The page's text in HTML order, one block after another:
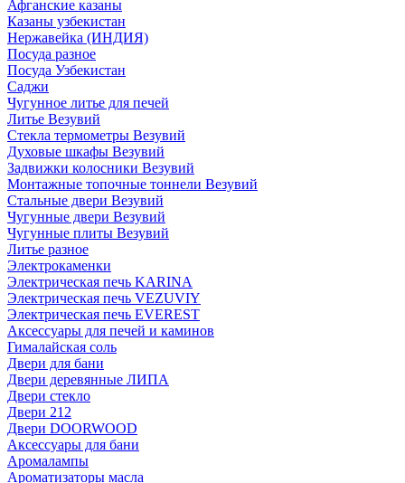
Афганские казаны
Казаны узбекистан
Нержавейка (ИНДИЯ)
Посуда разное
Посуда Узбекистан
Саджи
Чугунное литье для печей
Литье Везувий
Стекла термометры Везувий
Духовые шкафы Везувий
Задвижки колосники Везувий
Монтажные топочные тоннели Везувий
Стальные двери Везувий
Чугунные двери Везувий
Чугунные плиты Везувий
Литье разное
Электрокаменки
Электрическая печь KARINA
Электрическая печь VEZUVIY
Электрическая печь EVEREST
Аксессуары для печей и каминов
Гималайская соль
Двери для бани
Двери деревянные ЛИПА
Двери стекло
Двери 212
Двери DOORWOOD
Аксессуары для бани
Аромалампы
Ароматизаторы масла